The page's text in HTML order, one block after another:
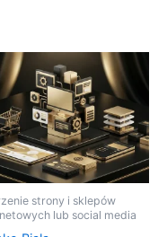
strony i sklepów
lub social media